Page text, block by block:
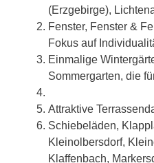
(Erzgebirge),
Fenster, Fenster &
Fokus auf
Einmalige
Sommergarten, die
Attraktive
Schiebeläden,
Kleinolbersdorf,
Klaffenbach,